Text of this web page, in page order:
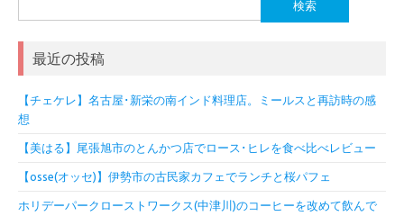
索:
最近の投稿
【チェケレ】名古屋･新栄の南インド料理店。ミールスと再訪時の感
想
【美はる】尾張旭市のとんかつ店でロース･ヒレを食べ比べレビュー
【osse(オッセ)】伊勢市の古民家カフェでランチと桜パフェ
ホリデーパークローストワークス(中津川)のコーヒーを改めて飲んで